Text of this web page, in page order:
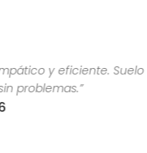
y eficiente. Suelo
problemas.”